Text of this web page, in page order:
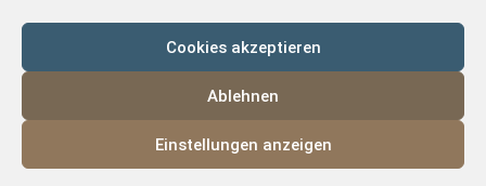
Cookies akzeptieren
Ablehnen
Einstellungen anzeigen
© 2024 Copyright Ver Sacrum
Datenschutz